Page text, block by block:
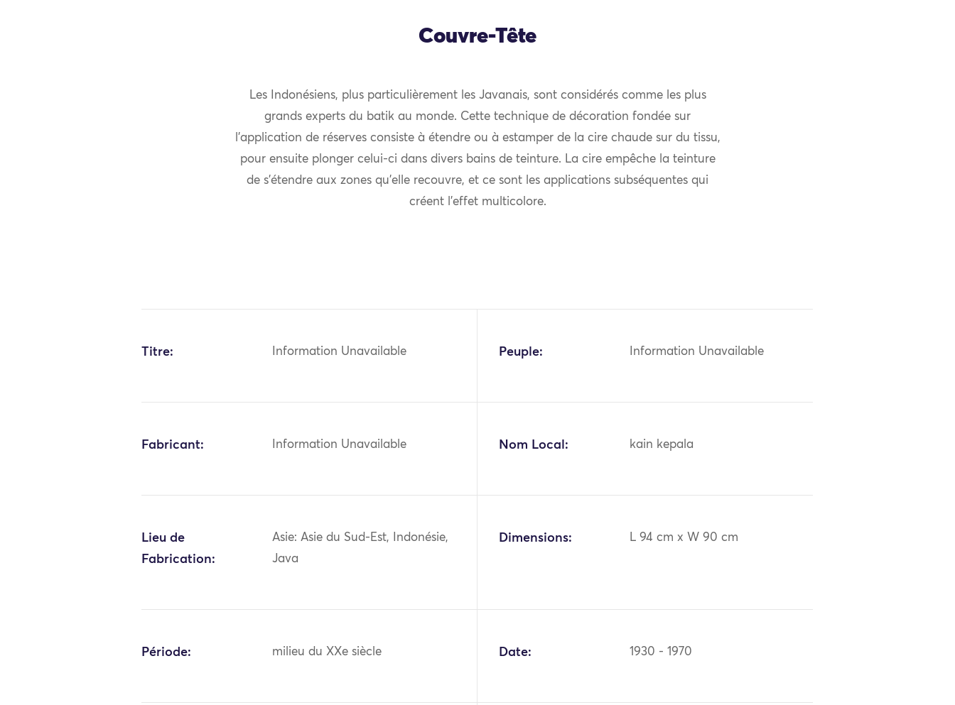
Couvre-Tête
Les Indonésiens, plus particulièrement les Javanais, sont considérés comme les plus
grands experts du batik au monde. Cette technique de décoration fondée sur
l’application de réserves consiste à étendre ou à estamper de la cire chaude sur du tissu,
pour ensuite plonger celui-ci dans divers bains de teinture. La cire empêche la teinture
de s’étendre aux zones qu’elle recouvre, et ce sont les applications subséquentes qui
créent l’effet multicolore.
Titre: Information Unavailable Peuple: Information Unavailable
Fabricant: Information Unavailable Nom Local: kain kepala
Lieu de
Fabrication:
Asie: Asie du Sud-Est, Indonésie,
Java
Dimensions: L 94 cm x W 90 cm
Période: milieu du XXe siècle Date: 1930 - 1970